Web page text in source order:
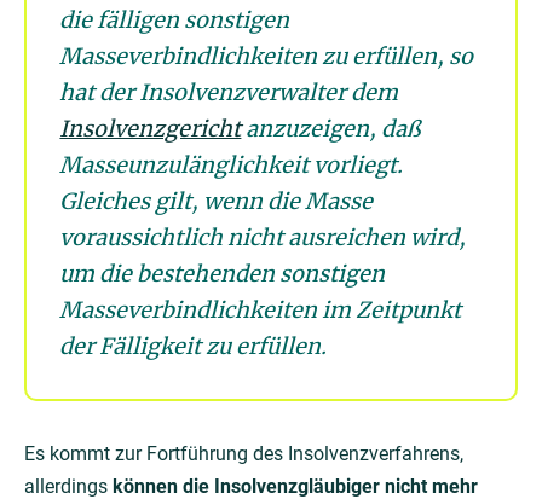
die fälligen sonstigen
Masseverbindlichkeiten zu erfüllen, so
hat der Insolvenzverwalter dem
Insolvenzgerichtanzuzeigen, daß
Masseunzulänglichkeit vorliegt.
Gleiches gilt, wenn die Masse
voraussichtlich nicht ausreichen wird,
um die bestehenden sonstigen
Masseverbindlichkeiten im Zeitpunkt
der Fälligkeit zu erfüllen.
Es kommt zur Fortführung des Insolvenzverfahrens,
allerdings können die Insolvenzgläubiger nicht mehr